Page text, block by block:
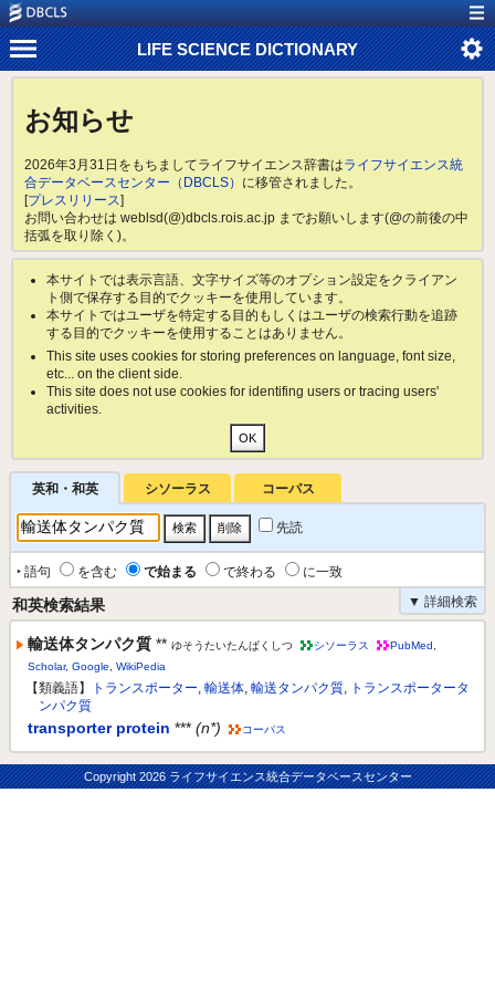
LIFE SCIENCE DICTIONARY
お知らせ
2026年3月31日をもちましてライフサイエンス辞書はライフサイエンス統
合データベースセンター（DBCLS） に移管されました。
[プレスリリース]
お問い合わせは weblsd(@)dbcls.rois.ac.jp までお願いします(@の前後の中
括弧を取り除く)。
本サイトでは表示言語、文字サイズ等のオプション設定をクライアン
ト側で保存する目的でクッキーを使用しています。
本サイトではユーザを特定する目的もしくはユーザの検索行動を追跡
する目的でクッキーを使用することはありません。
This site uses cookies for storing preferences on language, font size,
etc... on the client side.
This site does not use cookies for identifing users or tracing users'
activities.
英和・和英 シソーラス コーパス
先読
‣ 語句 を含む で始まる で終わる
に一致
▼ 詳細検索
和英検索結果
輸送体タンパク質 ** ゆそうたいたんぱくしつ シソーラス PubMed
Scholar, Google WikiPedia
【類義語】 トランスポーター, 輸送体, 輸送タンパク質, トランスポータータ
ンパク質
transporter protein *** (n*) コーパス
Copyright2026 ライフサイエンス統合データベースセンター